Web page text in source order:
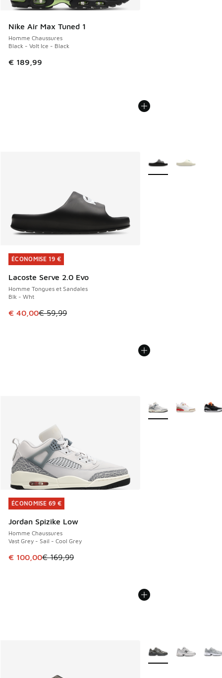
Nike Air Max Tuned 1
Homme Chaussures
Black - Volt Ice - Black
€ 189,99
ÉCONOMISE 19 €
Lacoste Serve 2.0 Evo
Homme Tongues et Sandales
Blk - Wht
Cet article est en promotion. Prix en baisse de € 59,99 à
€ 40,00€ 59,99
ÉCONOMISE 19 €
Plus de couleurs
ÉCONOMISE 69 €
Jordan Spizike Low
Homme Chaussures
Vast Grey - Sail - Cool Grey
Cet article est en promotion. Prix en baisse de € 169,99 à
€ 100,00€ 169,99
ÉCONOMISE 69 €
Plus de couleurs
Plus de couleurs